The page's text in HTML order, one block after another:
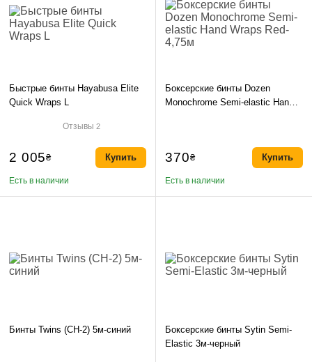
Быстрые бинты Hayabusa Elite
Quick Wraps L
Отзывы2
2 005₴
Есть в наличии
Купить
Боксерские бинты Dozen
Monochrome Semi-elastic Hand
370₴
Есть в наличии
Купить
Бинты Twins (CH-2) 5м-синий
Боксерские бинты Sytin Semi-
Elastic 3м-черный